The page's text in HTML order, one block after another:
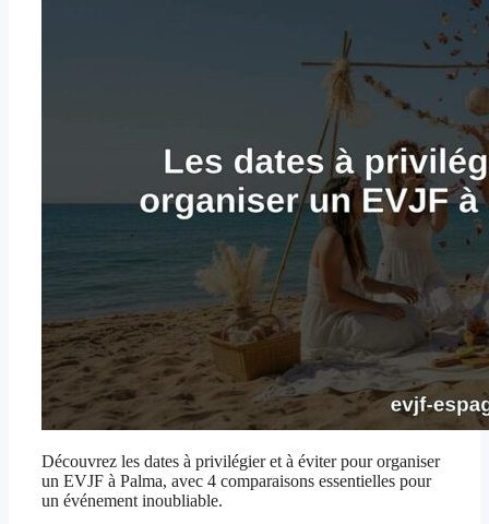
Découvrez les dates à privilégier et à éviter pour organiser
un EVJF à Palma, avec 4 comparaisons essentielles pour
un événement inoubliable.